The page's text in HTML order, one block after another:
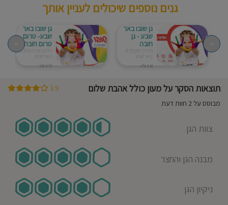
גנים נוספים שיכולים לעניין אותך
גן שובו באר
שבע - גן
חובה
מרדכי מקלף 8
באר שבע
2.12 ק"מ
גן שובו באר
שבע- טרום
טרום חובה
רחוב צביה מלכה 28
באר שבע
2.75 ק"מ
תוצאות הסקר על מעון כולל אהבת שלום
מבוסס על 2 חוות דעת
3.9
צוות הגן
מבנה הגן והחצר
ניקיון הגן